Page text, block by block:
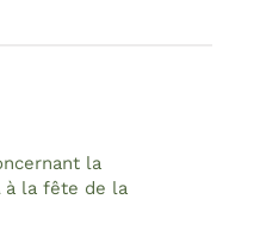
la
à la fête de la